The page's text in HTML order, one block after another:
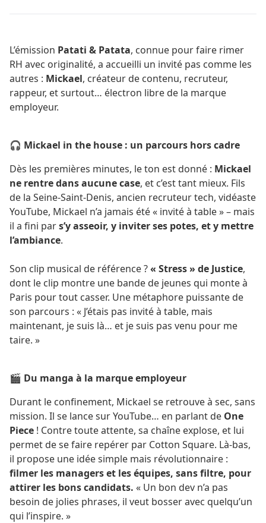
L’émission Patati & Patata, connue pour faire rimer
RH avec originalité, a accueilli un invité pas comme les
autres : Mickael, créateur de contenu, recruteur,
rappeur, et surtout… électron libre de la marque
employeur.
🎧 Mickael in the house : un parcours hors cadre
Dès les premières minutes, le ton est donné : Mickael
ne rentre dans aucune case, et c’est tant mieux. Fils
de la Seine-Saint-Denis, ancien recruteur tech, vidéaste
YouTube, Mickael n’a jamais été « invité à table » – mais
il a fini pars’y asseoir, y inviter ses potes, et y mettre
l’ambiance.
Son clip musical de référence ?« Stress » de Justice,
dont le clip montre une bande de jeunes qui monte à
Paris pour tout casser. Une métaphore puissante de
son parcours : « J’étais pas invité à table, mais
maintenant, je suis là… et je suis pas venu pour me
taire. »
🎬 Du manga à la marque employeur
Durant le confinement, Mickael se retrouve à sec, sans
mission. Il se lance sur YouTube… en parlant de One
Piece ! Contre toute attente, sa chaîne explose, et lui
permet de se faire repérer par Cotton Square. Là-bas,
il propose une idée simple mais révolutionnaire :
filmer les managers et les équipes, sans filtre, pour
attirer les bons candidats. « Un bon dev n’a pas
besoin de jolies phrases, il veut bosser avec quelqu’un
qui l’inspire. »